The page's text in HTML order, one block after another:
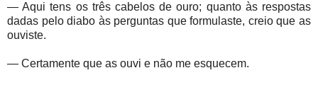
— Aqui tens os três cabelos de ouro; quanto às respostas
dadas pelo diabo às perguntas que formulaste, creio que as
ouviste.
— Certamente que as ouvi e não me esquecem.